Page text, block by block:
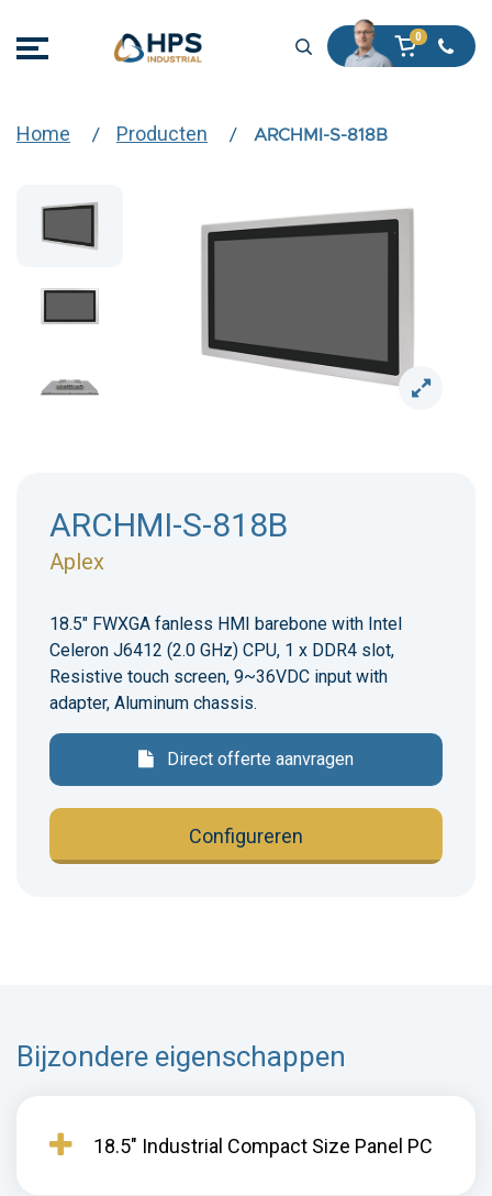
Home Producten ARCHMI-S-818B
ARCHMI-S-818B
Aplex
18.5" FWXGA fanless HMI barebone with Intel
Celeron J6412 (2.0 GHz) CPU, 1 x DDR4 slot,
Resistive touch screen, 9~36VDC input with
adapter, Aluminum chassis.
Direct offerte aanvragen
Configureren
Bijzondere eigenschappen
18.5" Industrial Compact Size Panel PC